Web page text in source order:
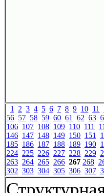
1 2 3 4 5 6 7 8 9 10 11
56 57 58 59 60 61 62 63
106 107 108 109 110 111
146 147 148 149 150 151
185 186 187 188 189 190
224 225 226 227 228 229
263 264 265 266 267 268
302 303 304 305 306 307